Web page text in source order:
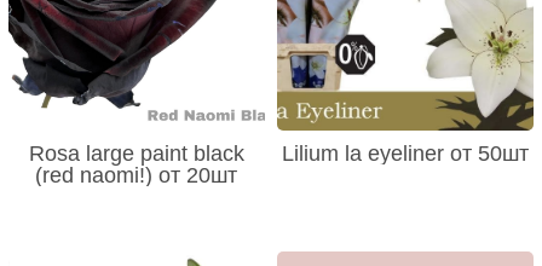
Rosa large paint black
(red naomi!) от 20шт
Lilium la eyeliner от 50шт